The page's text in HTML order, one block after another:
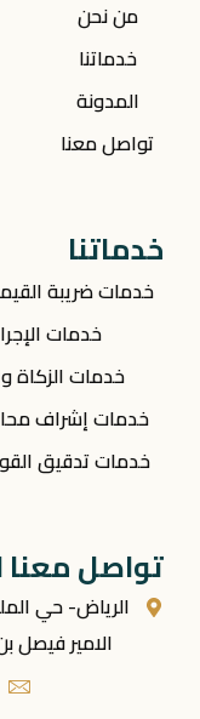
من نحن
خدماتنا
المدونة
تواصل معنا
خدماتنا
خدمات ضريبة
خدمات
خدمات الزكاة
خدمات إشراف
خدمات تدقيق
تواصل معنا
الرياض- حي
الامير فيصل